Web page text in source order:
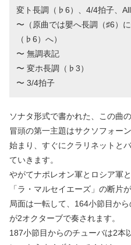
変ト長調（♭6）、4/4拍子、
〜（原曲では嬰へ長調（♯6）
（♭6）へ）
〜 無調表記
〜 変ホ長調（♭3）
〜 3/4拍子
ソナタ形式で書かれた、この曲
冒頭の第一主題はサクソフォー
始まり、すぐにクラリネットと
ていきます。
やがてナポレオン軍とロシア軍
「ラ・マルセイエーズ」の断片
局面は一転して、164小節目か
が2オクターブで奏されます。
187小節目からのチューバは2本